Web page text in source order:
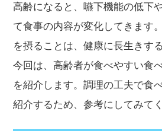
高齢になると、嚥下機能の低下
て食事の内容が変化してきます
を摂ることは、健康に長生きす
今回は、高齢者が食べやすい食
を紹介します。調理の工夫で食
紹介するため、参考にしてみて